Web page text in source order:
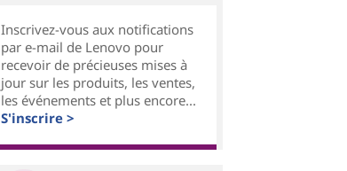
Inscrivez-vous aux notifications
par e-mail de Lenovo pour
recevoir de précieuses mises à
jour sur les produits, les ventes,
les événements et plus encore...
S'inscrire >